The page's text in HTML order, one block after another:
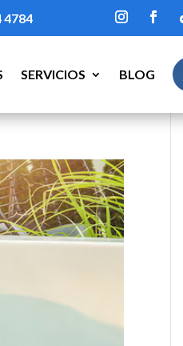
4784
SERVICIOS BLOG